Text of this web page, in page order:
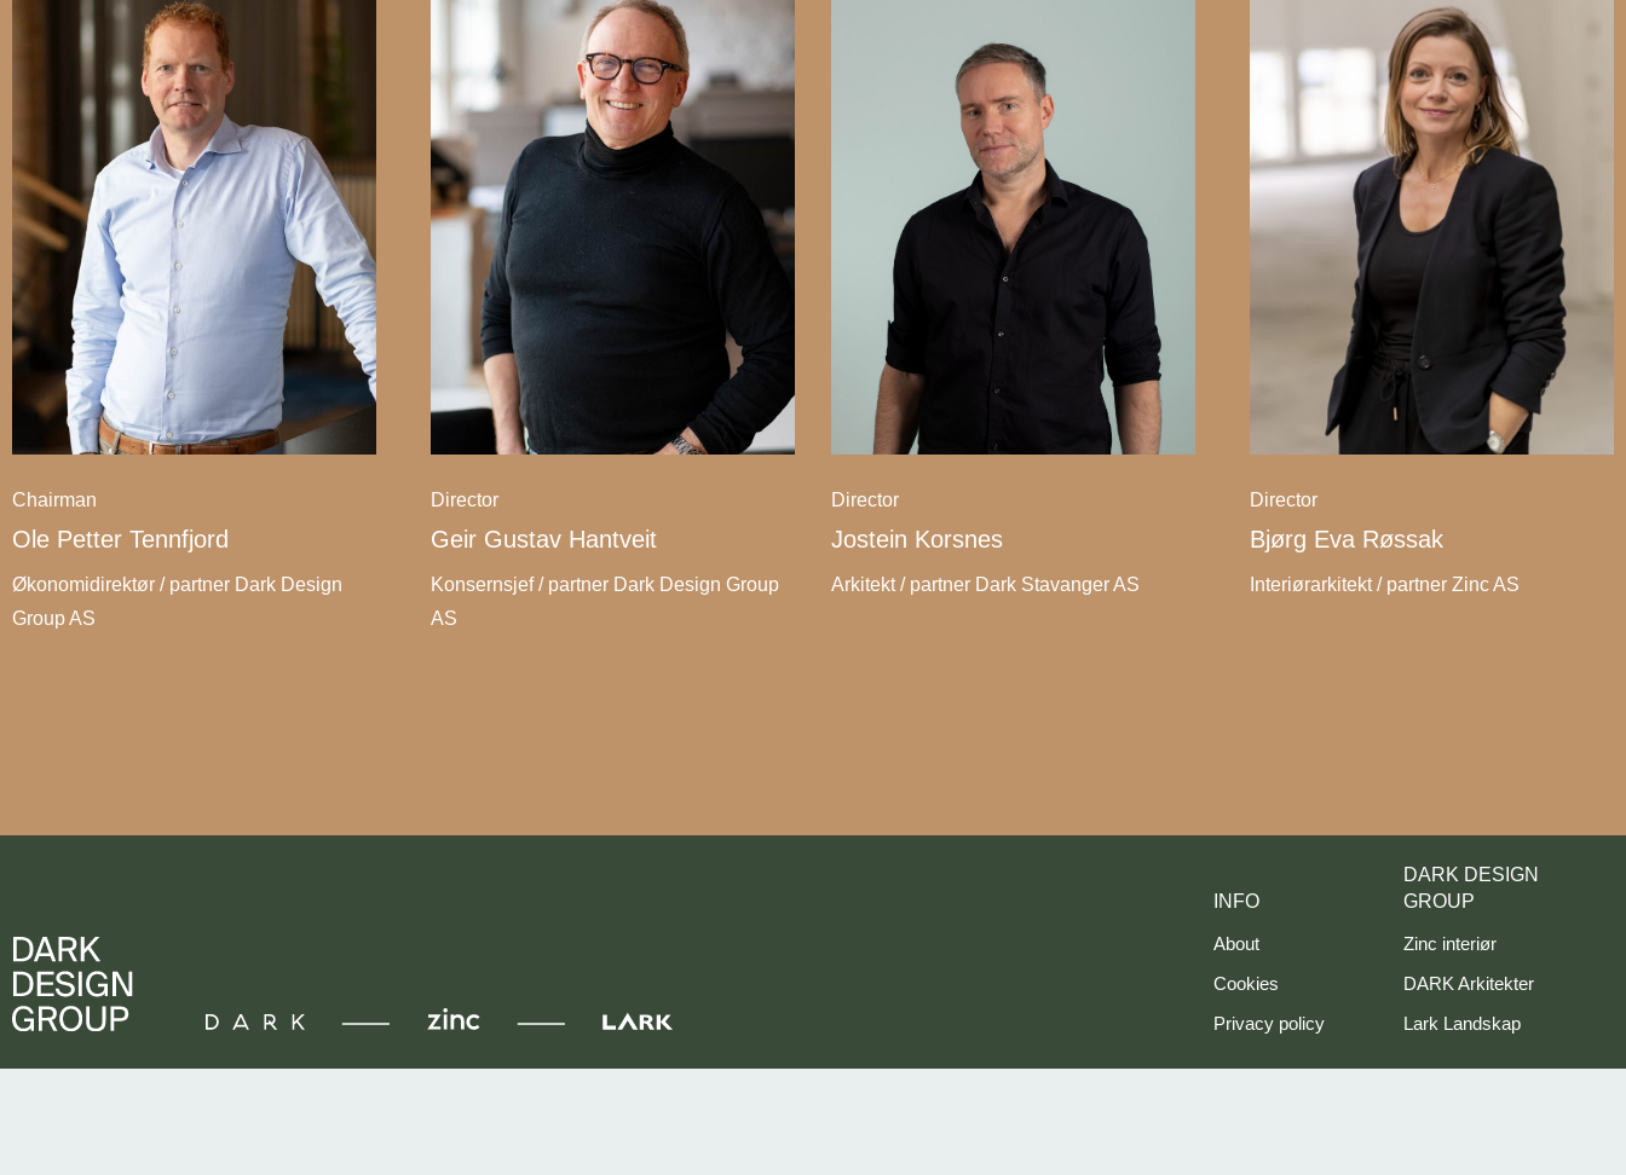
Chairman
Ole Petter Tennfjord
Økonomidirektør / partner Dark Design
Group AS
Director
Geir Gustav Hantveit
Konsernsjef / partner Dark Design Group
AS
Director
Jostein Korsnes
Arkitekt / partner Dark Stavanger AS
Director
Bjørg Eva Røssak
Interiørarkitekt / partner Zinc AS
INFO
About
Cookies
Privacy policy
DARK DESIGN
GROUP
Zinc interiør
DARK Arkitekter
Lark Landskap